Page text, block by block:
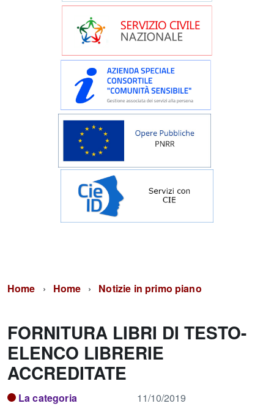
Home Home Notizie in primo piano
FORNITURA LIBRI DI TESTO-
ELENCO LIBRERIE
ACCREDITATE
La categoria 11/10/2019